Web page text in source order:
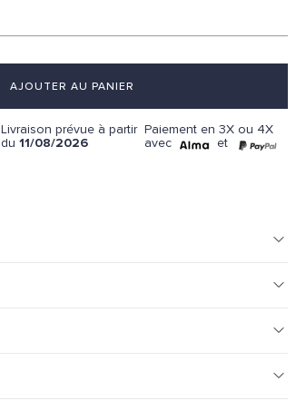
AJOUTER AU PANIER
Livraison prévue à partir
du 11/08/2026
Paiement en 3X ou 4X
avec
et